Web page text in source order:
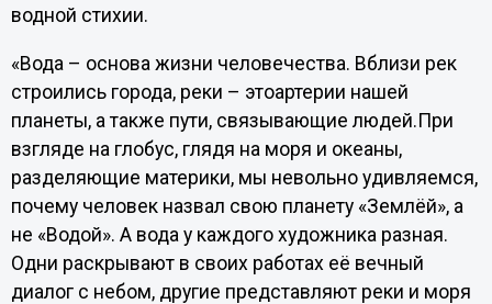
водной стихии.
«Вода – основа жизни человечества. Вблизи рек
строились города, реки – этоартерии нашей
планеты, а также пути, связывающие людей.При
взгляде на глобус, глядя на моря и океаны,
разделяющие материки, мы невольно удивляемся,
почему человек назвал свою планету «Землёй», а
не «Водой». А вода у каждого художника разная.
Одни раскрывают в своих работах её вечный
диалог с небом, другие представляют реки и моря